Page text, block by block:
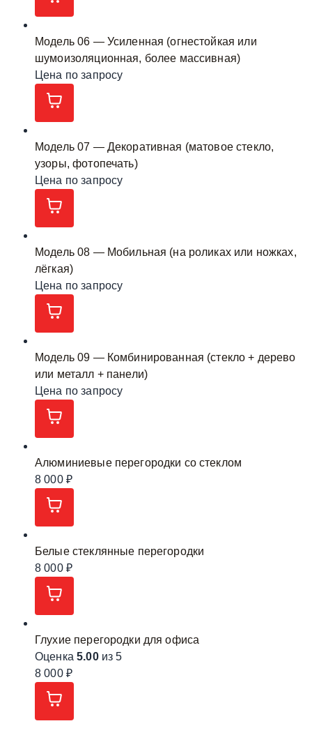
Модель 06 — Усиленная (огнестойкая или
шумоизоляционная, более массивная)
Цена по запросу
Модель 07 — Декоративная (матовое стекло,
узоры, фотопечать)
Цена по запросу
Модель 08 — Мобильная (на роликах или ножках,
лёгкая)
Цена по запросу
Модель 09 — Комбинированная (стекло + дерево
или металл + панели)
Цена по запросу
Алюминиевые перегородки со стеклом
8 000 ₽
Белые стеклянные перегородки
8 000 ₽
Глухие перегородки для офиса
Оценка5.00из 5
8 000 ₽